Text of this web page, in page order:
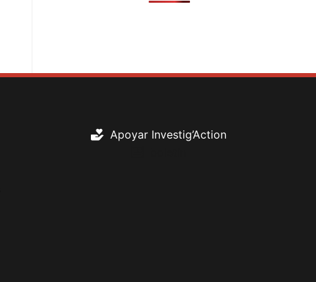
Apoyar Investig’Action